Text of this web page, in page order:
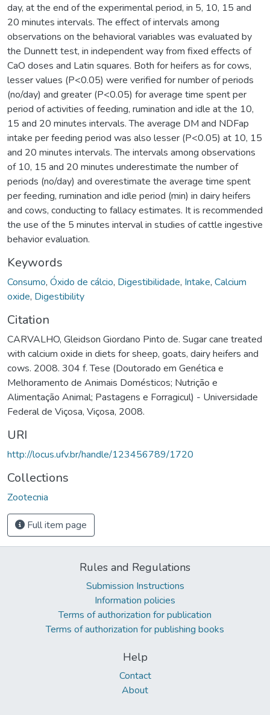
Keywords
Consumo, Óxido de cálcio, Digestibilidade, Intake, Calcium
oxide, Digestibility
Citation
CARVALHO, Gleidson Giordano Pinto de. Sugar cane treated
with calcium oxide in diets for sheep, goats, dairy heifers and
cows. 2008. 304 f. Tese (Doutorado em Genética e
Melhoramento de Animais Domésticos; Nutrição e
Alimentação Animal; Pastagens e Forragicul) - Universidade
Federal de Viçosa, Viçosa, 2008.
URI
http://locus.ufv.br/handle/123456789/1720
Collections
Zootecnia
Full item page
Rules and Regulations
Submission Instructions
Information policies
Terms of authorization for publication
Terms of authorization for publishing books
Help
Contact
About